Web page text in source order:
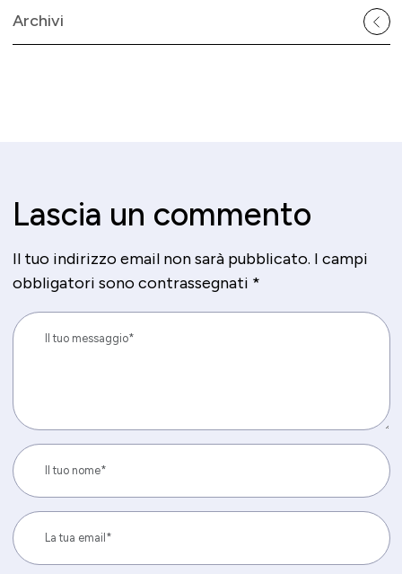
Archivi
Lascia un commento
Il tuo indirizzo email non sarà pubblicato. I campi
obbligatori sono contrassegnati *